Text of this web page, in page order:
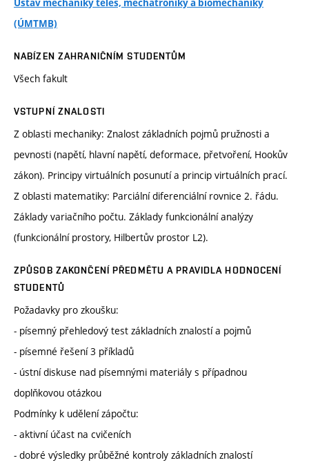
Ústav mechaniky těles, mechatroniky a biomechaniky
(ÚMTMB)
NABÍZEN ZAHRANIČNÍM STUDENTŮM
Všech fakult
VSTUPNÍ ZNALOSTI
Z oblasti mechaniky: Znalost základních pojmů pružnosti a
pevnosti (napětí, hlavní napětí, deformace, přetvoření, Hookův
zákon). Principy virtuálních posunutí a princip virtuálních prací.
Z oblasti matematiky: Parciální diferenciální rovnice 2. řádu.
Základy variačního počtu. Základy funkcionální analýzy
(funkcionální prostory, Hilbertův prostor L2).
ZPŮSOB ZAKONČENÍ PŘEDMĚTU A PRAVIDLA HODNOCENÍ
STUDENTŮ
Požadavky pro zkoušku:
- písemný přehledový test základních znalostí a pojmů
- písemné řešení 3 příkladů
- ústní diskuse nad písemnými materiály s případnou
doplňkovou otázkou
Podmínky k udělení zápočtu:
- aktivní účast na cvičeních
- dobré výsledky průběžné kontroly základních znalostí